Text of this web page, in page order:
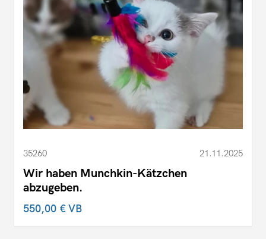
35260 21.11.2025
Wir haben Munchkin-Kätzchen
abzugeben.
550,00 €VB